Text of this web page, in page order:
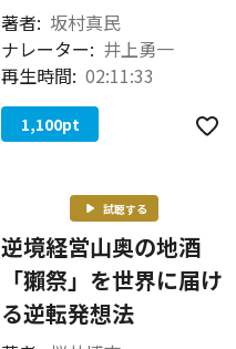
著者: 坂村真民
ナレーター: 井上勇一
再生時間: 02:11:33
1,100pt
試聴する
逆境経営―――山奥の地酒
「獺祭」を世界に届け
る逆転発想法